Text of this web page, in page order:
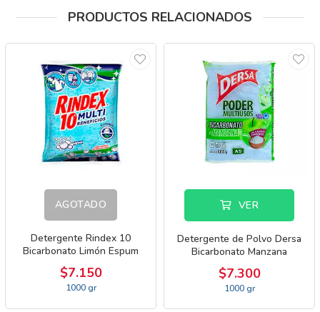
PRODUCTOS RELACIONADOS
AGOTADO
Detergente Rindex 10
Bicarbonato Limón Espum
Multibeneficios
$7.150
1000 gr
VER
Detergente de Polvo Dersa
Bicarbonato Manzana
$7.300
1000 gr